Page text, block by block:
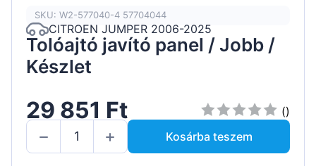
SKU: W2-577040-4 57704044
CITROEN JUMPER 2006-2025
Tolóajtó javító panel / Jobb /
Készlet
29 851 Ft
()
Kosárba teszem